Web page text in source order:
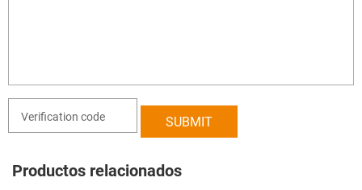
Productos relacionados